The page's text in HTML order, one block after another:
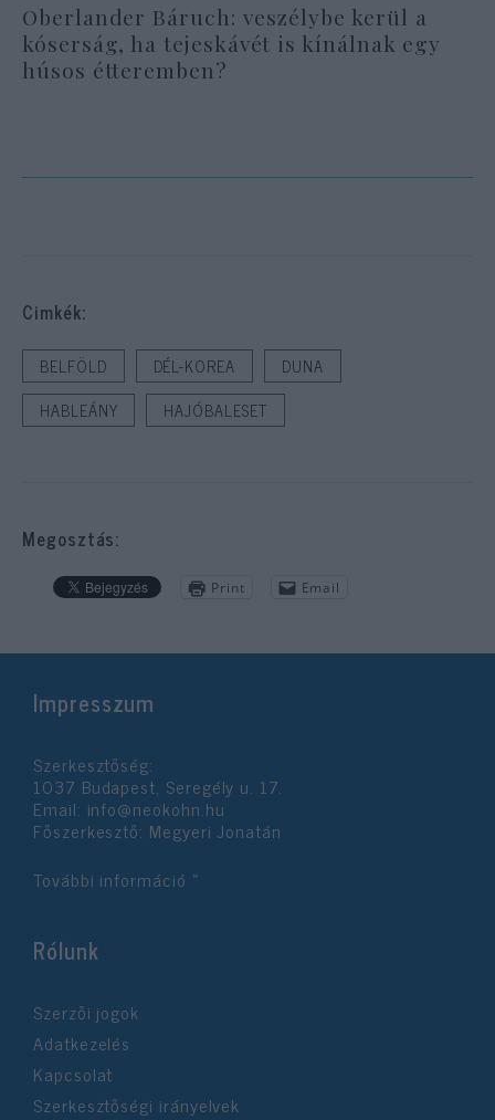
Oberlander Báruch: veszélybe kerül a
kóserság, ha tejeskávét is kínálnak egy
húsos étteremben?
Cimkék:
BELFÖLD DÉL-KOREA
DUNA
HABLEÁNY
HAJÓBALESET
Megosztás:
Print Email
Impresszum
Szerkesztőség:
1037 Budapest, Seregély u. 17.
Email: info@neokohn.hu
Főszerkesztő: Megyeri Jonatán
További információ »
Rólunk
Szerzői jogok
Adatkezelés
Kapcsolat
Szerkesztőségi irányelvek